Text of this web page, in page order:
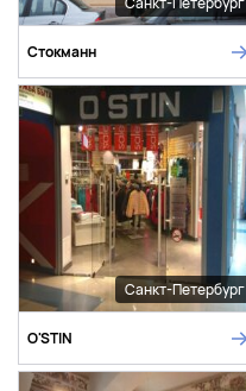
Стокманн
Санкт-Петербург
O'STIN